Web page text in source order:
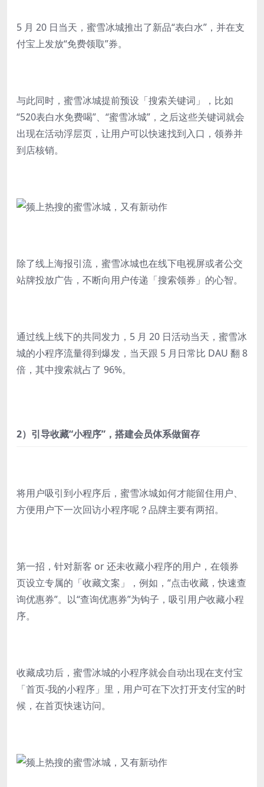
5 月 20 日当天，蜜雪冰城推出了新品“表白水”，并在支
付宝上发放“免费领取”券。
与此同时，蜜雪冰城提前预设「搜索关键词」，比如
“520表白水免费喝”、“蜜雪冰城”，之后这些关键词就会
出现在活动浮层页，让用户可以快速找到入口，领券并
到店核销。
除了线上海报引流，蜜雪冰城也在线下电视屏或者公交
站牌投放广告，不断向用户传递「搜索领券」的心智。
通过线上线下的共同发力，5 月 20 日活动当天，蜜雪冰
城的小程序流量得到爆发，当天跟 5 月日常比 DAU 翻 8
倍，其中搜索就占了 96%。
2）引导收藏“小程序”，搭建会员体系做留存
将用户吸引到小程序后，蜜雪冰城如何才能留住用户、
方便用户下一次回访小程序呢？品牌主要有两招。
第一招，针对新客 or 还未收藏小程序的用户，在领券
页设立专属的「收藏文案」，例如，“点击收藏，快速查
询优惠券”。以“查询优惠券”为钩子，吸引用户收藏小程
序。
收藏成功后，蜜雪冰城的小程序就会自动出现在支付宝
「首页-我的小程序」里，用户可在下次打开支付宝的时
候，在首页快速访问。